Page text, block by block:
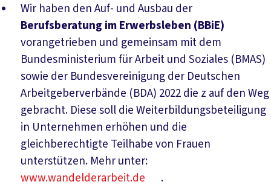
Wir haben den Auf- und Ausbau der
Berufsberatung im Erwerbsleben (BBiE)
vorangetrieben und gemeinsam mit dem
Bundesministerium für Arbeit und Soziales (BMAS)
sowie der Bundesvereinigung der Deutschen
Arbeitgeberverbände (BDA) 2022 die z auf den Weg
gebracht. Diese soll die Weiterbildungsbeteiligung
in Unternehmen erhöhen und die
gleichberechtigte Teilhabe von Frauen
unterstützen. Mehr unter:
www.wandelderarbeit.de
.